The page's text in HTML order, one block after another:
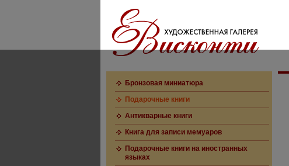
Бронзовая миниатюра
Подарочные книги
Антикварные книги
Книга для записи мемуаров
Подарочные книги на иностранных
языках